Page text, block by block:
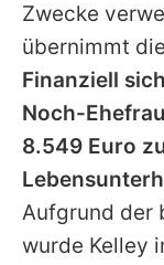
Zwecke
übernimmt
Finanziell
Noch-
8.549 Euro
Aufgrund der
wurde Kelley